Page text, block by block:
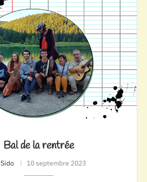
Bal de la rentrée
Sido 10 septembre 2023